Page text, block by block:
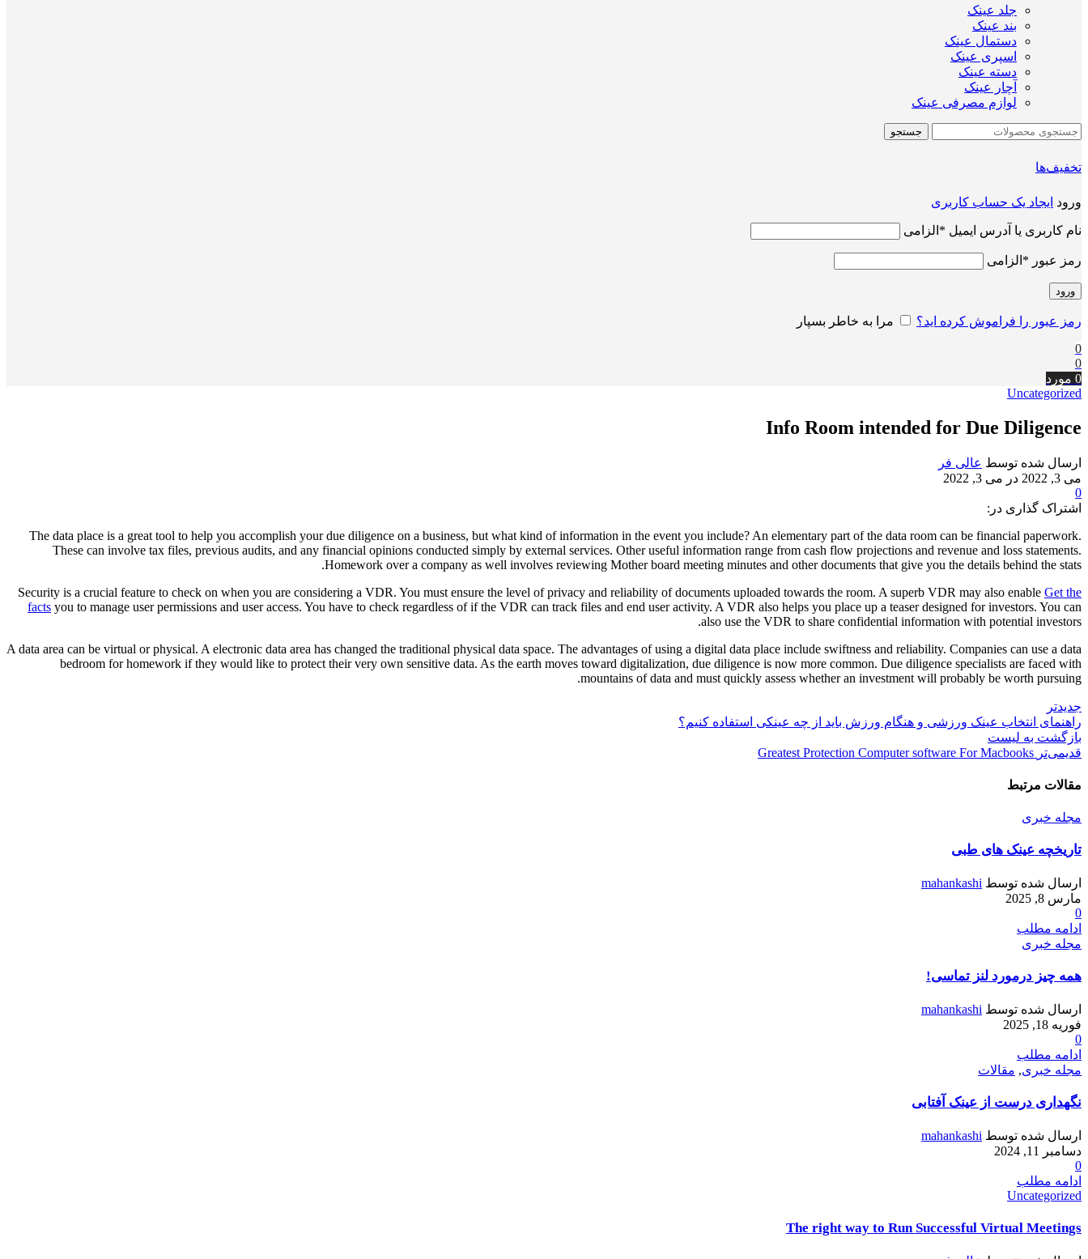
جلد عینک
بند عینک
دستمال عینک
اسپری عینک
دسته عینک
آچار عینک
لوازم مصرفی عینک
جستجو
تخفیف‌ها
ورود ایجاد یک حساب کاربری
نام کاربری یا آدرس ایمیل * الزامی
رمز عبور * الزامی
ورود
رمز عبور را فراموش کرده اید؟
مرا به خاطر بسپار
0
0
0 مورد
Uncategorized
Info Room intended for Due Diligence
ارسال شده توسط عالی فر
می 3, 2022
در می 3, 2022
0
اشتراک گذاری در:
The data place is a great tool to help you accomplish your due diligence on a business, but what kind of information in the event you include? An elementary part of the data room can be financial paperwork.
These can involve tax files, previous audits, and any financial opinions conducted simply by external services. Other useful information range from cash flow projections and revenue and loss statements.
Homework over a company as well involves reviewing Mother board meeting minutes and other documents that give you the details behind the stats.
Security is a crucial feature to check on when you are considering a VDR. You must ensure the level of privacy and reliability of documents uploaded towards the room. A superb VDR may also enable Get the
facts you to manage user permissions and user access. You have to check regardless of if the VDR can track files and end user activity. A VDR also helps you place up a teaser designed for investors. You can
also use the VDR to share confidential information with potential investors.
A data area can be virtual or physical. A electronic data area has changed the traditional physical data space. The advantages of using a digital data place include swiftness and reliability. Companies can use a data
bedroom for homework if they would like to protect their very own sensitive data. As the earth moves toward digitalization, due diligence is now more common. Due diligence specialists are faced with
mountains of data and must quickly assess whether an investment will probably be worth pursuing.
جدیدتر
راهنمای انتخاب عینک ورزشی و هنگام ورزش باید از چه عینکی استفاده کنیم؟
بازگشت به لیست
قدیمی‌تر Greatest Protection Computer software For Macbooks
مقالات مرتبط
مجله خبری
تاریخچه عینک های طبی
ارسال شده توسط mahankashi
مارس 8, 2025
0
ادامه مطلب
مجله خبری
همه چیز درمورد لنز تماسی!
ارسال شده توسط mahankashi
فوریه 18, 2025
0
ادامه مطلب
مجله خبری, مقالات
نگهداری درست از عینک آفتابی
ارسال شده توسط mahankashi
دسامبر 11, 2024
0
ادامه مطلب
Uncategorized
The right way to Run Successful Virtual Meetings